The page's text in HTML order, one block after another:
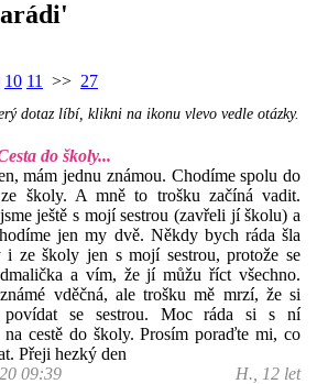
10 11 >> 27
dotaz líbí, klikni na ikonu vlevo vedle otázky.
do školy...
mám jednu známou. Chodíme spolu do
školy. A mně to trošku začíná vadit.
ještě s mojí sestrou (zavřeli jí školu) a
jen my dvě. Někdy bych ráda šla
i ze školy jen s mojí sestrou, protože se
a vím, že jí můžu říct všechno.
vděčná, ale trošku mě mrzí, že si
povídat se sestrou. Moc ráda si s ní
na cestě do školy. Prosím poraďte mi, co
Přeji hezký den
09:39
H., 12 let